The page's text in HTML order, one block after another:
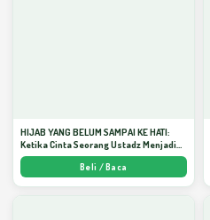
HIJAB YANG BELUM SAMPAI KE HATI:
Ketika Cinta Seorang Ustadz Menjadi
Cermin yang Paling Kejam - Arda
Beli / Baca